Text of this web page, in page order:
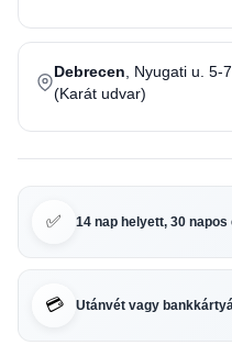
Debrecen , Nyugati u. 5-7.
(Karát udvar)
✅ 14 nap helyett, 30
💳 Utánvét vagy